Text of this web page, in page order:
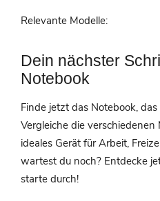
Relevante Modelle:
Dein nächster
Notebook
Finde jetzt das Notebook,
Vergleiche die
ideales Gerät für Arbeit,
wartest du noch? Entdecke
starte durch!